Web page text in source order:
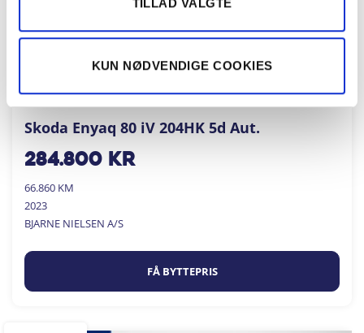
KUN NØDVENDIGE COOKIES
Skoda Enyaq 80 iV 204HK 5d Aut.
284.800kr
66.860 KM
2023
BJARNE NIELSEN A/S
FÅ BYTTEPRIS